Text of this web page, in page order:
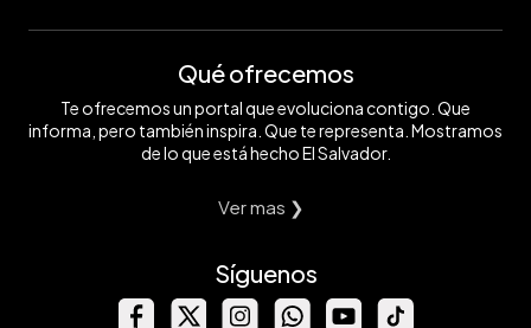
Qué ofrecemos
Te ofrecemos un portal que evoluciona contigo. Que
informa, pero también inspira. Que te representa. Mostramos
de lo que está hecho El Salvador.
Ver mas ❯
Síguenos